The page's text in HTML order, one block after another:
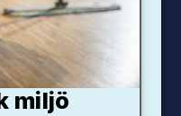
miljö